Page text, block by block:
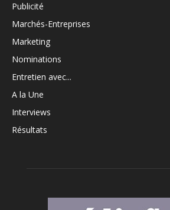
Publicité
Marchés-Entreprises
Marketing
Nominations
Entretien avec...
A la Une
Interviews
Résultats